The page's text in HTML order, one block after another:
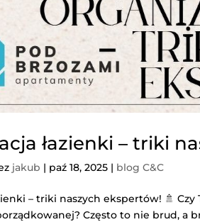
łazienki – triki
jakub | paź 18, 2025 | blog C&C
– triki naszych ekspertów! 🚿
Często to nie brud, a